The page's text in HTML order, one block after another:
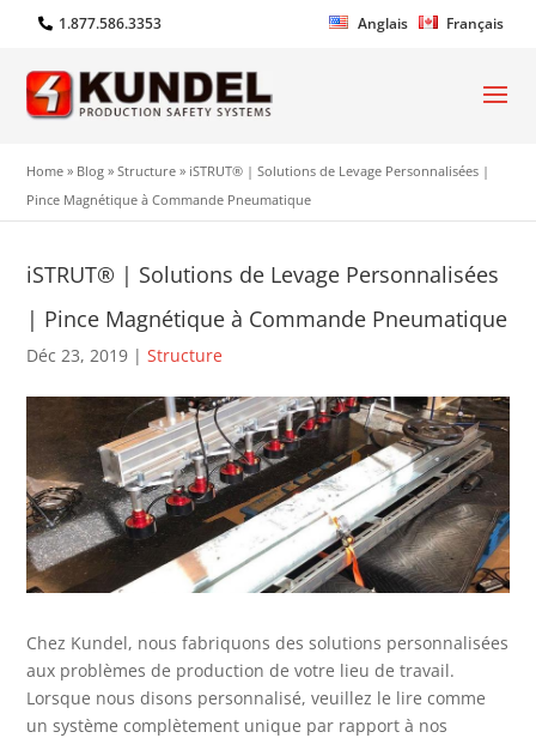
1.877.586.3353 Anglais Français
Home » Blog »Structure » iSTRUT® | Solutions de Levage Personnalisées |
Pince Magnétique à Commande Pneumatique
iSTRUT® | Solutions de Levage Personnalisées
| Pince Magnétique à Commande Pneumatique
Déc 23, 2019 |Structure
Chez Kundel, nous fabriquons des solutions personnalisées
aux problèmes de production de votre lieu de travail.
Lorsque nous disons personnalisé, veuillez le lire comme
un système complètement unique par rapport à nos